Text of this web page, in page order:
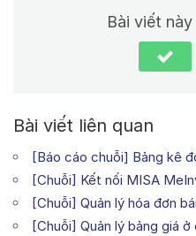
Bài viết
Bài viết liên quan
[Báo cáo chuỗi] Bảng kê
[Chuỗi] Kết nối MISA
[Chuỗi] Quản lý hóa đơn
[Chuỗi] Quản lý bảng giá